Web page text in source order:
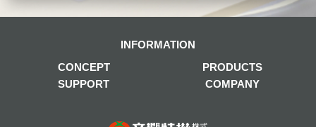
CONCEPT
PRODUCTS
SUPPORT
COMPANY
INFORMATION